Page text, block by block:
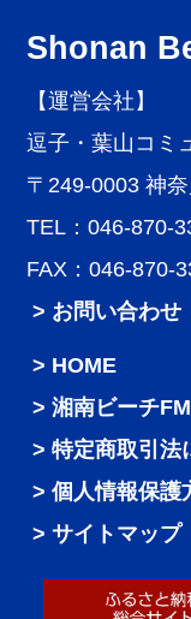
Shonan
【運営会社】
逗子・葉山コミ
〒249-0003 神
TEL：046-870-
FAX：046-870-
> お問い合わせ
HOME
湘南ビーチ
特定商取引法
個人情報保護
サイトマップ